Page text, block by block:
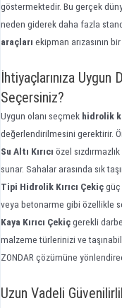
göstermektedir. Bu gerçek
neden giderek daha fazla
araçları ekipman arızasının
İhtiyaçlarınıza Uygun
Seçersiniz?
Uygun olanı seçmek hidrolik
değerlendirilmesini gerektirir.
Su Altı Kırıcı özel
sunar. Sahalar arasında sık
Tipi Hidrolik Kırıcı Çekiçgüç
veya betonarme gibi özellikle
Kaya Kırıcı Çekiçgerekli
malzeme türlerinizi ve
ZONDAR çözümüne
Uzun Vadeli